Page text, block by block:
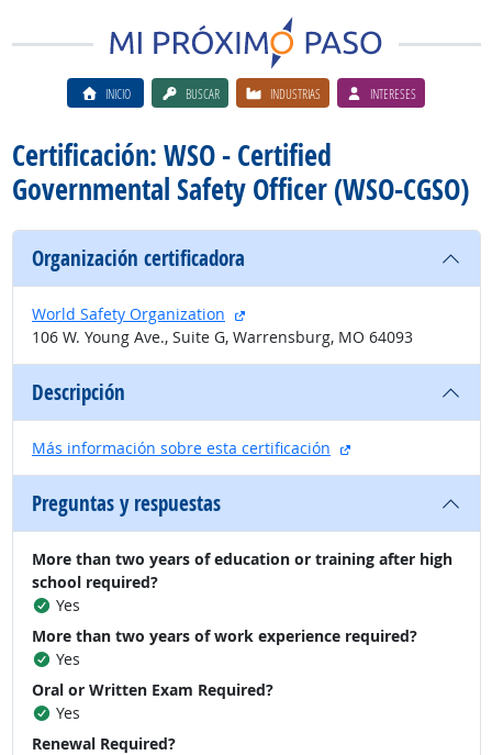
INICIO BUSCAR INDUSTRIAS INTERESES
Certificación: WSO - Certified
Governmental Safety Officer (WSO-CGSO)
Organización certificadora
World Safety Organization
sitio externo
106 W. Young Ave., Suite G, Warrensburg, MO 64093
Descripción
Más información sobre esta certificación sitio externo
Preguntas y respuestas
More than two years of education or training after high
school required?
Yes
More than two years of work experience required?
Yes
Oral or Written Exam Required?
Yes
Renewal Required?